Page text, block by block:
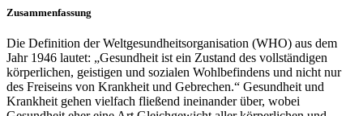
Zusammenfassung
Die Definition der Weltgesundheitsorganisation (WHO) aus dem
Jahr 1946 lautet: „Gesundheit ist ein Zustand des vollständigen
körperlichen, geistigen und sozialen Wohlbefindens und nicht nur
des Freiseins von Krankheit und Gebrechen.“ Gesundheit und
Krankheit gehen vielfach fließend ineinander über, wobei